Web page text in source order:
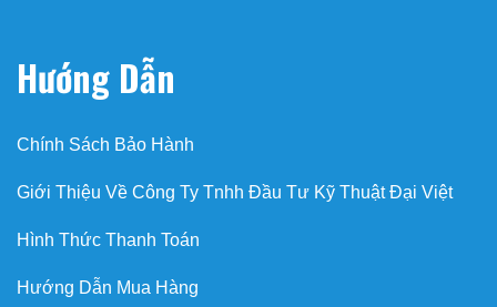
Hướng Dẫn
Chính Sách Bảo Hành
Giới Thiệu Về Công Ty Tnhh Đầu Tư Kỹ Thuật Đại Việt
Hình Thức Thanh Toán
Hướng Dẫn Mua Hàng